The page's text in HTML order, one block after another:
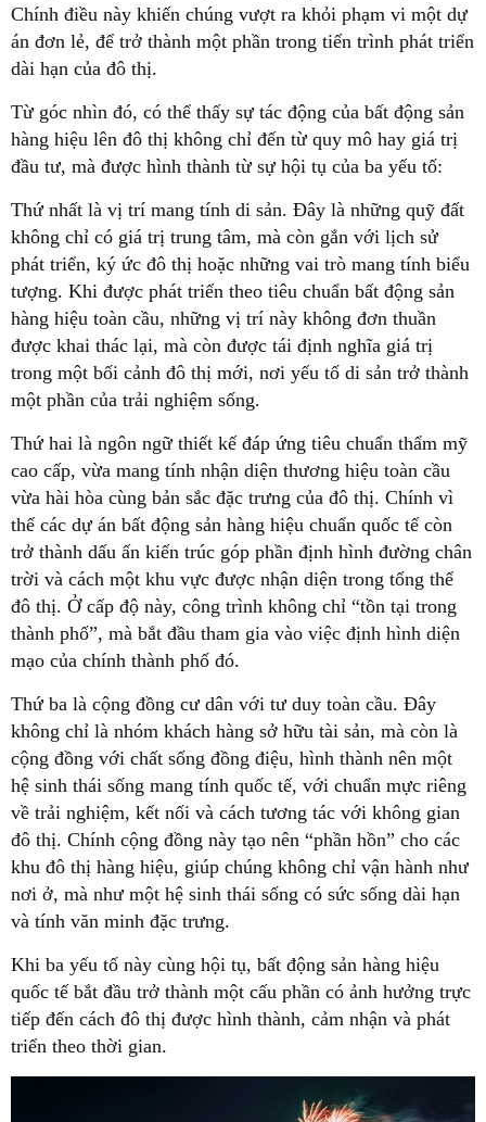
Chính điều này khiến chúng vượt ra khỏi phạm vi một dự
án đơn lẻ, để trở thành một phần trong tiến trình phát triển
dài hạn của đô thị.
Từ góc nhìn đó, có thể thấy sự tác động của bất động sản
hàng hiệu lên đô thị không chỉ đến từ quy mô hay giá trị
đầu tư, mà được hình thành từ sự hội tụ của ba yếu tố:
Thứ nhất là vị trí mang tính di sản. Đây là những quỹ đất
không chỉ có giá trị trung tâm, mà còn gắn với lịch sử
phát triển, ký ức đô thị hoặc những vai trò mang tính biểu
tượng. Khi được phát triển theo tiêu chuẩn bất động sản
hàng hiệu toàn cầu, những vị trí này không đơn thuần
được khai thác lại, mà còn được tái định nghĩa giá trị
trong một bối cảnh đô thị mới, nơi yếu tố di sản trở thành
một phần của trải nghiệm sống.
Thứ hai là ngôn ngữ thiết kế đáp ứng tiêu chuẩn thẩm mỹ
cao cấp, vừa mang tính nhận diện thương hiệu toàn cầu
vừa hài hòa cùng bản sắc đặc trưng của đô thị. Chính vì
thế các dự án bất động sản hàng hiệu chuẩn quốc tế còn
trở thành dấu ấn kiến trúc góp phần định hình đường chân
trời và cách một khu vực được nhận diện trong tổng thể
đô thị. Ở cấp độ này, công trình không chỉ “tồn tại trong
thành phố”, mà bắt đầu tham gia vào việc định hình diện
mạo của chính thành phố đó.
Thứ ba là cộng đồng cư dân với tư duy toàn cầu. Đây
không chỉ là nhóm khách hàng sở hữu tài sản, mà còn là
cộng đồng với chất sống đồng điệu, hình thành nên một
hệ sinh thái sống mang tính quốc tế, với chuẩn mực riêng
về trải nghiệm, kết nối và cách tương tác với không gian
đô thị. Chính cộng đồng này tạo nên “phần hồn” cho các
khu đô thị hàng hiệu, giúp chúng không chỉ vận hành như
nơi ở, mà như một hệ sinh thái sống có sức sống dài hạn
và tính văn minh đặc trưng.
Khi ba yếu tố này cùng hội tụ, bất động sản hàng hiệu
quốc tế bắt đầu trở thành một cấu phần có ảnh hưởng trực
tiếp đến cách đô thị được hình thành, cảm nhận và phát
triển theo thời gian.